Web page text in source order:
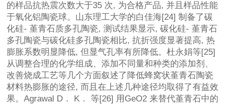
的样品抗热震次数大于35 次, 为合格产品, 并且样品性能
于氧化铝陶瓷球。山东理工大学的白佳海[24] 制备了碳
化硅- 堇青石质多孔陶瓷, 测试结果显示, 碳化硅- 堇青石
多孔陶瓷与碳化硅多孔陶瓷相比, 抗折强度显著提高, 热
膨胀系数明显降低, 但显气孔率有所降低。杜永娟等[25]
从调整合理的化学组成、添加不同量和种类的添加剂、
改善烧成工艺等几个方面叙述了降低蜂窝状堇青石陶瓷
材料热膨胀的途径, 而且在上述几种途径均取得了有益效
果。Agrawal D． K． 等[26] 用GeO2 来替代堇青石中的